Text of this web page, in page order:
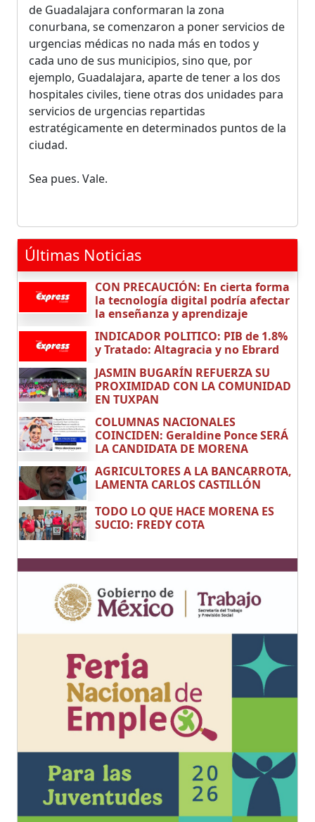
de Guadalajara conformaran la zona
conurbana, se comenzaron a poner servicios de
urgencias médicas no nada más en todos y
cada uno de sus municipios, sino que, por
ejemplo, Guadalajara, aparte de tener a los dos
hospitales civiles, tiene otras dos unidades para
servicios de urgencias repartidas
estratégicamente en determinados puntos de la
ciudad.
Sea pues. Vale.
Últimas Noticias
CON PRECAUCIÓN: En cierta forma
la tecnología digital podría afectar
la enseñanza y aprendizaje
INDICADOR POLITICO: PIB de 1.8%
y Tratado: Altagracia y no Ebrard
JASMIN BUGARÍN REFUERZA SU
PROXIMIDAD CON LA COMUNIDAD
EN TUXPAN
COLUMNAS NACIONALES
COINCIDEN: Geraldine Ponce SERÁ
LA CANDIDATA DE MORENA
AGRICULTORES A LA BANCARROTA,
LAMENTA CARLOS CASTILLÓN
TODO LO QUE HACE MORENA ES
SUCIO: FREDY COTA